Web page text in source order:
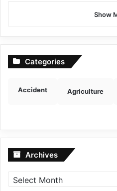
Show
Categories
Accident Agriculture
Archives Archives